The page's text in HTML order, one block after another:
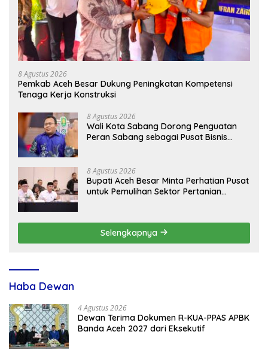
8 Agustus 2026
Pemkab Aceh Besar Dukung Peningkatan Kompetensi
Tenaga Kerja Konstruksi
8 Agustus 2026
Wali Kota Sabang Dorong Penguatan
Peran Sabang sebagai Pusat Bisnis
8 Agustus 2026
Bupati Aceh Besar Minta Perhatian Pusat
untuk Pemulihan Sektor Pertanian
Selengkapnya
Haba Dewan
4 Agustus 2026
Dewan Terima Dokumen R-KUA-PPAS APBK
Banda Aceh 2027 dari Eksekutif